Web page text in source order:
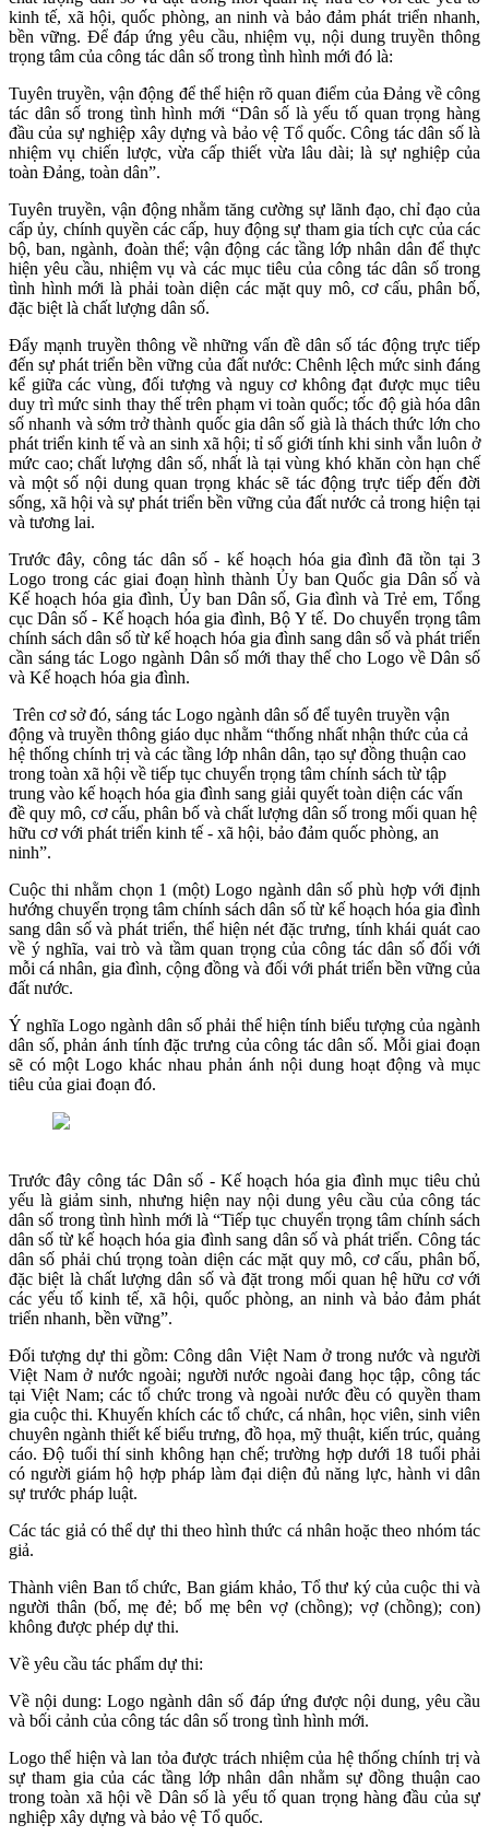
kinh tế, xã hội, quốc phòng, an ninh và bảo đảm phát triển nhanh,
bền vững. Để đáp ứng yêu cầu, nhiệm vụ, nội dung truyền thông
trọng tâm của công tác dân số trong tình hình mới đó là:
Tuyên truyền, vận động để thể hiện rõ quan điểm của Đảng về công
tác dân số trong tình hình mới “Dân số là yếu tố quan trọng hàng
đầu của sự nghiệp xây dựng và bảo vệ Tổ quốc. Công tác dân số là
nhiệm vụ chiến lược, vừa cấp thiết vừa lâu dài; là sự nghiệp của
toàn Đảng, toàn dân”.
Tuyên truyền, vận động nhằm tăng cường sự lãnh đạo, chỉ đạo của
cấp ủy, chính quyền các cấp, huy động sự tham gia tích cực của các
bộ, ban, ngành, đoàn thể; vận động các tầng lớp nhân dân để thực
hiện yêu cầu, nhiệm vụ và các mục tiêu của công tác dân số trong
tình hình mới là phải toàn diện các mặt quy mô, cơ cấu, phân bố,
đặc biệt là chất lượng dân số.
Đẩy mạnh truyền thông về những vấn đề dân số tác động trực tiếp
đến sự phát triển bền vững của đất nước: Chênh lệch mức sinh đáng
kể giữa các vùng, đối tượng và nguy cơ không đạt được mục tiêu
duy trì mức sinh thay thế trên phạm vi toàn quốc; tốc độ già hóa dân
số nhanh và sớm trở thành quốc gia dân số già là thách thức lớn cho
phát triển kinh tế và an sinh xã hội; tỉ số giới tính khi sinh vẫn luôn ở
mức cao; chất lượng dân số, nhất là tại vùng khó khăn còn hạn chế
và một số nội dung quan trọng khác sẽ tác động trực tiếp đến đời
sống, xã hội và sự phát triển bền vững của đất nước cả trong hiện tại
và tương lai.
Trước đây, công tác dân số - kế hoạch hóa gia đình đã tồn tại 3
Logo trong các giai đoạn hình thành Ủy ban Quốc gia Dân số và
Kế hoạch hóa gia đình, Ủy ban Dân số, Gia đình và Trẻ em, Tổng
cục Dân số - Kế hoạch hóa gia đình, Bộ Y tế. Do chuyển trọng tâm
chính sách dân số từ kế hoạch hóa gia đình sang dân số và phát triển
cần sáng tác Logo ngành Dân số mới thay thế cho Logo về Dân số
và Kế hoạch hóa gia đình.
Trên cơ sở đó, sáng tác Logo ngành dân số để tuyên truyền vận
động và truyền thông giáo dục nhằm “thống nhất nhận thức của cả
hệ thống chính trị và các tầng lớp nhân dân, tạo sự đồng thuận cao
trong toàn xã hội về tiếp tục chuyển trọng tâm chính sách từ tập
trung vào kế hoạch hóa gia đình sang giải quyết toàn diện các vấn
đề quy mô, cơ cấu, phân bố và chất lượng dân số trong mối quan hệ
hữu cơ với phát triển kinh tế - xã hội, bảo đảm quốc phòng, an
ninh”.
Cuộc thi nhằm chọn 1 (một) Logo ngành dân số phù hợp với định
hướng chuyển trọng tâm chính sách dân số từ kế hoạch hóa gia đình
sang dân số và phát triển, thể hiện nét đặc trưng, tính khái quát cao
về ý nghĩa, vai trò và tầm quan trọng của công tác dân số đối với
mỗi cá nhân, gia đình, cộng đồng và đối với phát triển bền vững của
đất nước.
Ý nghĩa Logo ngành dân số phải thể hiện tính biểu tượng của ngành
dân số, phản ánh tính đặc trưng của công tác dân số. Mỗi giai đoạn
sẽ có một Logo khác nhau phản ánh nội dung hoạt động và mục
tiêu của giai đoạn đó.
Trước đây công tác Dân số - Kế hoạch hóa gia đình mục tiêu chủ
yếu là giảm sinh, nhưng hiện nay nội dung yêu cầu của công tác
dân số trong tình hình mới là “Tiếp tục chuyển trọng tâm chính sách
dân số từ kế hoạch hóa gia đình sang dân số và phát triển. Công tác
dân số phải chú trọng toàn diện các mặt quy mô, cơ cấu, phân bố,
đặc biệt là chất lượng dân số và đặt trong mối quan hệ hữu cơ với
các yếu tố kinh tế, xã hội, quốc phòng, an ninh và bảo đảm phát
triển nhanh, bền vững”.
Đối tượng dự thi gồm: Công dân Việt Nam ở trong nước và người
Việt Nam ở nước ngoài; người nước ngoài đang học tập, công tác
tại Việt Nam; các tổ chức trong và ngoài nước đều có quyền tham
gia cuộc thi. Khuyến khích các tổ chức, cá nhân, học viên, sinh viên
chuyên ngành thiết kế biểu trưng, đồ họa, mỹ thuật, kiến trúc, quảng
cáo. Độ tuổi thí sinh không hạn chế; trường hợp dưới 18 tuổi phải
có người giám hộ hợp pháp làm đại diện đủ năng lực, hành vi dân
sự trước pháp luật.
Các tác giả có thể dự thi theo hình thức cá nhân hoặc theo nhóm tác
giả.
Thành viên Ban tổ chức, Ban giám khảo, Tổ thư ký của cuộc thi và
người thân (bố, mẹ đẻ; bố mẹ bên vợ (chồng); vợ (chồng); con)
không được phép dự thi.
Về yêu cầu tác phẩm dự thi:
Về nội dung: Logo ngành dân số đáp ứng được nội dung, yêu cầu
và bối cảnh của công tác dân số trong tình hình mới.
Logo thể hiện và lan tỏa được trách nhiệm của hệ thống chính trị và
sự tham gia của các tầng lớp nhân dân nhằm sự đồng thuận cao
trong toàn xã hội về Dân số là yếu tố quan trọng hàng đầu của sự
nghiệp xây dựng và bảo vệ Tổ quốc.